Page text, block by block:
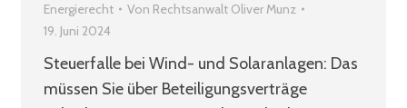
Energierecht Von Rechtsanwalt Oliver Munz
19. Juni 2024
Steuerfalle bei Wind- und Solaranlagen: Das
müssen Sie über Beteiligungsverträge